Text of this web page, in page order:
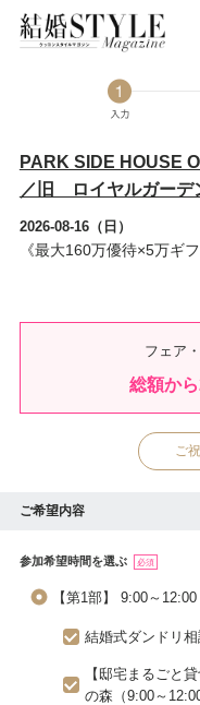
PARK SIDE HOUSE
／旧 ロイヤルガーデ
2026-08-16（日）
《最大160万優待×5万ギ
フェア
総額から
ご
ご希望内容
参加希望時間を選ぶ 必須
【第1部】 9:00～12:00
結婚式ダンドリ相
【邸宅まるごと
の森（9:00～12:00